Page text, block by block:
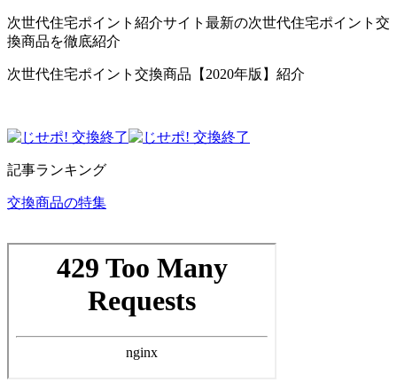
次世代住宅ポイント紹介サイト最新の次世代住宅ポイント交
換商品を徹底紹介
次世代住宅ポイント交換商品【2020年版】紹介
記事ランキング
交換商品の特集